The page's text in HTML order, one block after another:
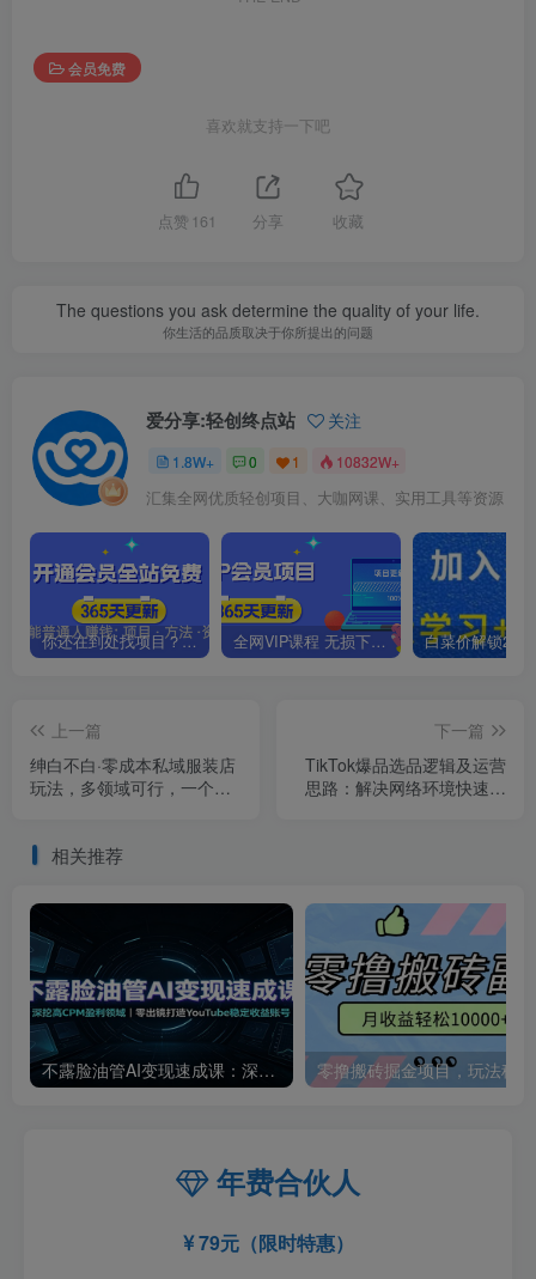
会员免费
喜欢就支持一下吧
点赞 161 分享 收藏
The questions you ask determine the quality of your life.
你生活的品质取决于你所提出的问题
爱分享:轻创终点站 关注
1.8W+ 0 1 10832W+
汇集全网优质轻创项目、大咖网课、实用工具等资源
你还在到处找项目？还在当韭菜？我靠卖项目一个月收入5万+，曾经我也是个失败者。 全网VIP课程 无损下载~.~
上一篇
绅白不白·零成本私域服装店
玩法，多领域可行，一个手
下一篇
TikTok爆品选品逻辑及运营
思路：解决网络环境快速入
相关推荐
不露脸油管AI变现速成课：深挖高CPM盈利领域，零出镜打造YouTube稳定收益账号
年费合伙人
79元（限时特惠）